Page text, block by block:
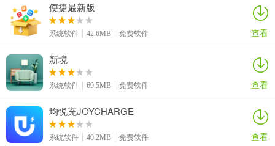
便捷最新版
系统软件 42.6MB 免费软件 查看
新境
系统软件 69.5MB 免费软件 查看
均悦充JOYCHARGE
系统软件 40.2MB 免费软件 查看